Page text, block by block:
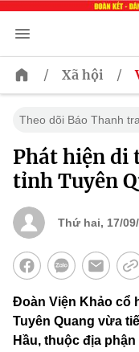
/ Xã hội /
Theo dõi Báo Thanh
Phát hiện di
tỉnh Tuyên
Thứ hai, 17/
Đoàn Viện Khảo cổ
Tuyên Quang vừa
Hầu, thuộc địa